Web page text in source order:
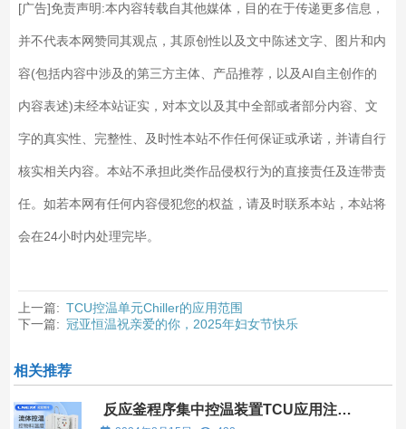
[广告]免责声明:本内容转载自其他媒体，目的在于传递更多信息，
并不代表本网赞同其观点，其原创性以及文中陈述文字、图片和内
容(包括内容中涉及的第三方主体、产品推荐，以及AI自主创作的
内容表述)未经本站证实，对本文以及其中全部或者部分内容、文
字的真实性、完整性、及时性本站不作任何保证或承诺，并请自行
核实相关内容。本站不承担此类作品侵权行为的直接责任及连带责
任。如若本网有任何内容侵犯您的权益，请及时联系本站，本站将
会在24小时内处理完毕。
上一篇: TCU控温单元Chiller的应用范围
下一篇: 冠亚恒温祝亲爱的你，2025年妇女节快乐
相关推荐
反应釜程序集中控温装置TCU应用注意